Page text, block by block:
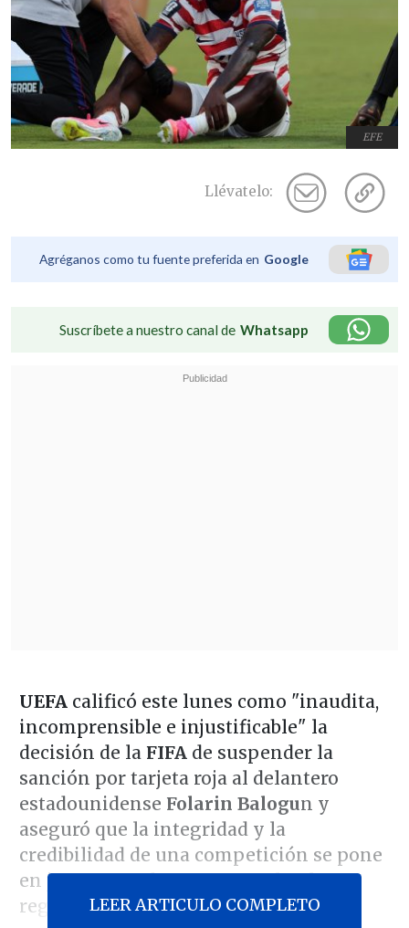
EFE
Llévatelo:
Agréganos como tu fuente preferida en Google
Suscríbete a nuestro canal de Whatsapp
UEFAcalificó este lunes como "inaudita,
incomprensible e injustificable" la
decisión de la FIFAde suspender la
sanción por tarjeta roja al delantero
estadounidense Folarin Balogun y
aseguró que la integridad y la
credibilidad de una competición se pone
en juego cuando no se cumplen las
reglas.
LEER ARTICULO COMPLETO